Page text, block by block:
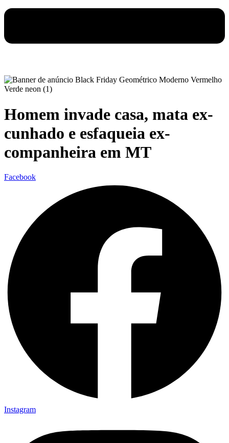
Homem invade casa, mata ex-
cunhado e esfaqueia ex-
companheira em MT
Facebook
Instagram